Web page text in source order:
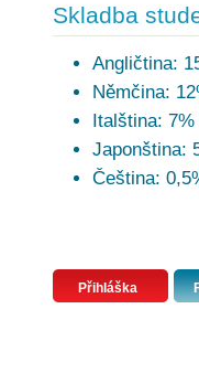
Skladba
Angličtina:
Němčina:
Italština: 7%
Japonština:
Čeština:
Přihláška